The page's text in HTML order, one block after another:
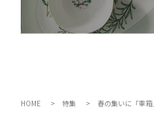
HOME 特集 春の集いに「重